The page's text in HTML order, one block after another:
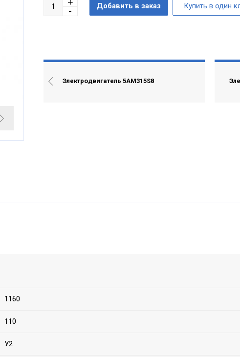
Электродвигатель 5АМ315S8
1160
110
У2